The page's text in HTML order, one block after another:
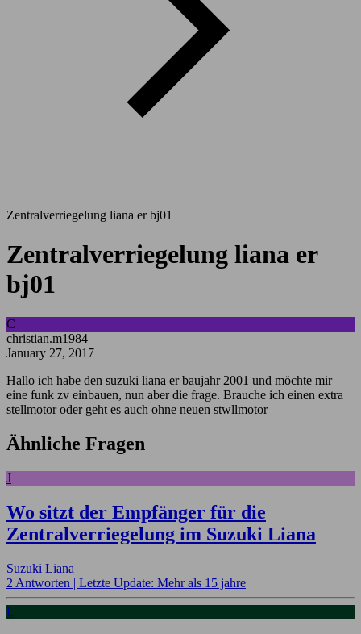
Zentralverriegelung liana er bj01
Zentralverriegelung liana er
bj01
C
christian.m1984
January 27, 2017
Hallo ich habe den suzuki liana er baujahr 2001 und möchte mir
eine funk zv einbauen, nun aber die frage. Brauche ich einen extra
stellmotor oder geht es auch ohne neuen stwllmotor
Ähnliche Fragen
J
Wo sitzt der Empfänger für die
Zentralverriegelung im Suzuki Liana
Suzuki Liana
2 Antworten | Letzte Update: Mehr als 15 jahre
L